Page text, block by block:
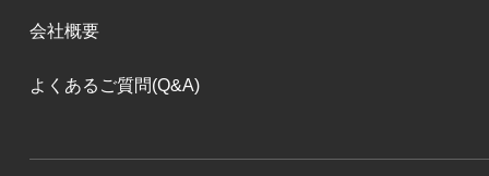
会社概要
よくあるご質問(Q&A)